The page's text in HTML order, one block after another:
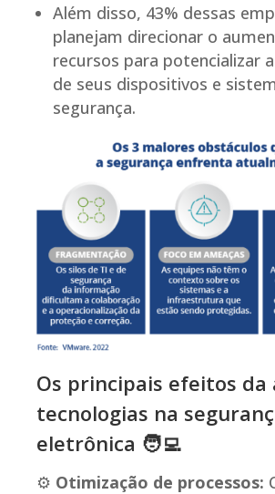
Além disso, 43% dessas
planejam direcionar o
recursos para potencializar
de seus dispositivos e
segurança.
Os principais efeitos da
tecnologias na
eletrônica 🧑‍💻
⚙️ Otimização de processos: